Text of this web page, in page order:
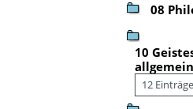
08
10
allgemein
12 Einträge